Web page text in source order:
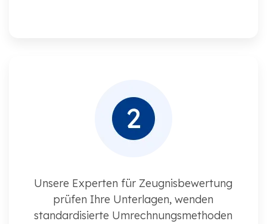
Unsere Experten für Zeugnisbewertung
prüfen Ihre Unterlagen, wenden
standardisierte Umrechnungsmethoden